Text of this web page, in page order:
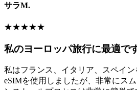
サラM.
★★★★★
私のヨーロッパ旅行に最適です
私はフランス、イタリア、スペイン
eSIMを使用しましたが、非常にス